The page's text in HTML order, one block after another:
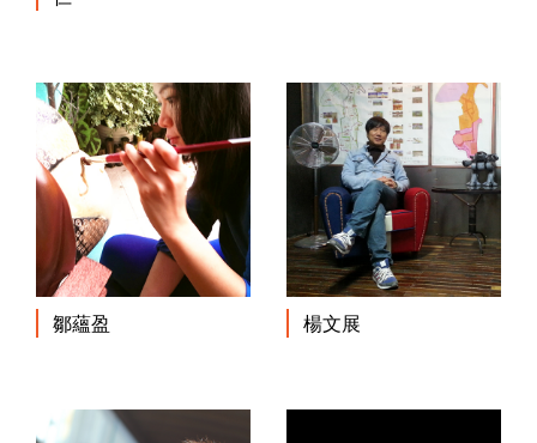
鄒蘊盈 楊文展